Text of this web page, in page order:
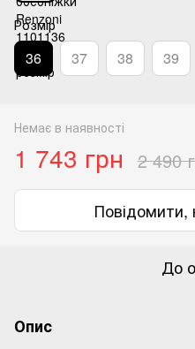
Розмір
36 37 38 39
Немає в наявності
1 743 грн 2 490
Повідомити,
До
Опис